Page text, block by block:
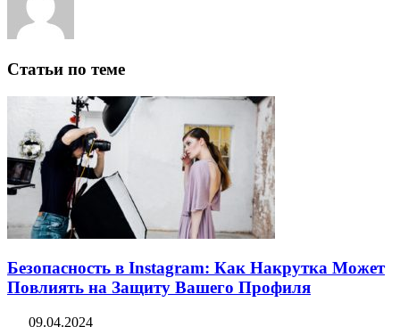
Статьи по теме
Безопасность в Instagram: Как Накрутка Может
Повлиять на Защиту Вашего Профиля
09.04.2024